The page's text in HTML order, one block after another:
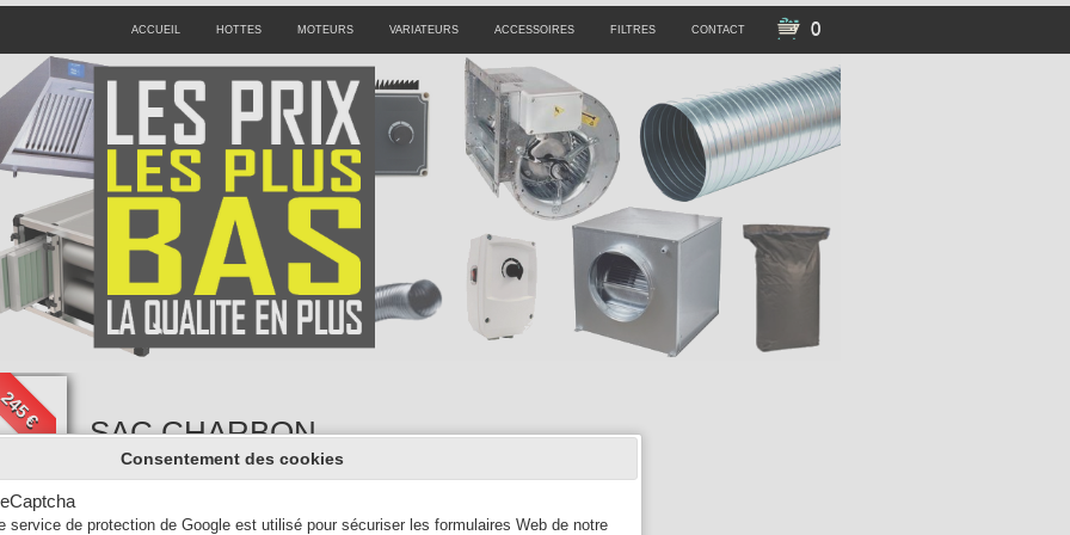
ACCUEIL HOTTES MOTEURS VARIATEURS ACCESSOIRES FILTRES CONTACT 0
€
SAC CHARBON
ACTIF 25 Kg
245,00 € 299,00 €
Consentement des cookies
service de protection de Google est utilisé pour sécuriser les formulaires Web de notre